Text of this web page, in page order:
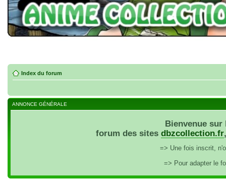
Index du forum
ANNONCE GÉNÉRALE
Bienvenue
forum des sites dbzcollection.fr
=> Une fois inscrit,
=> Pour adapter le